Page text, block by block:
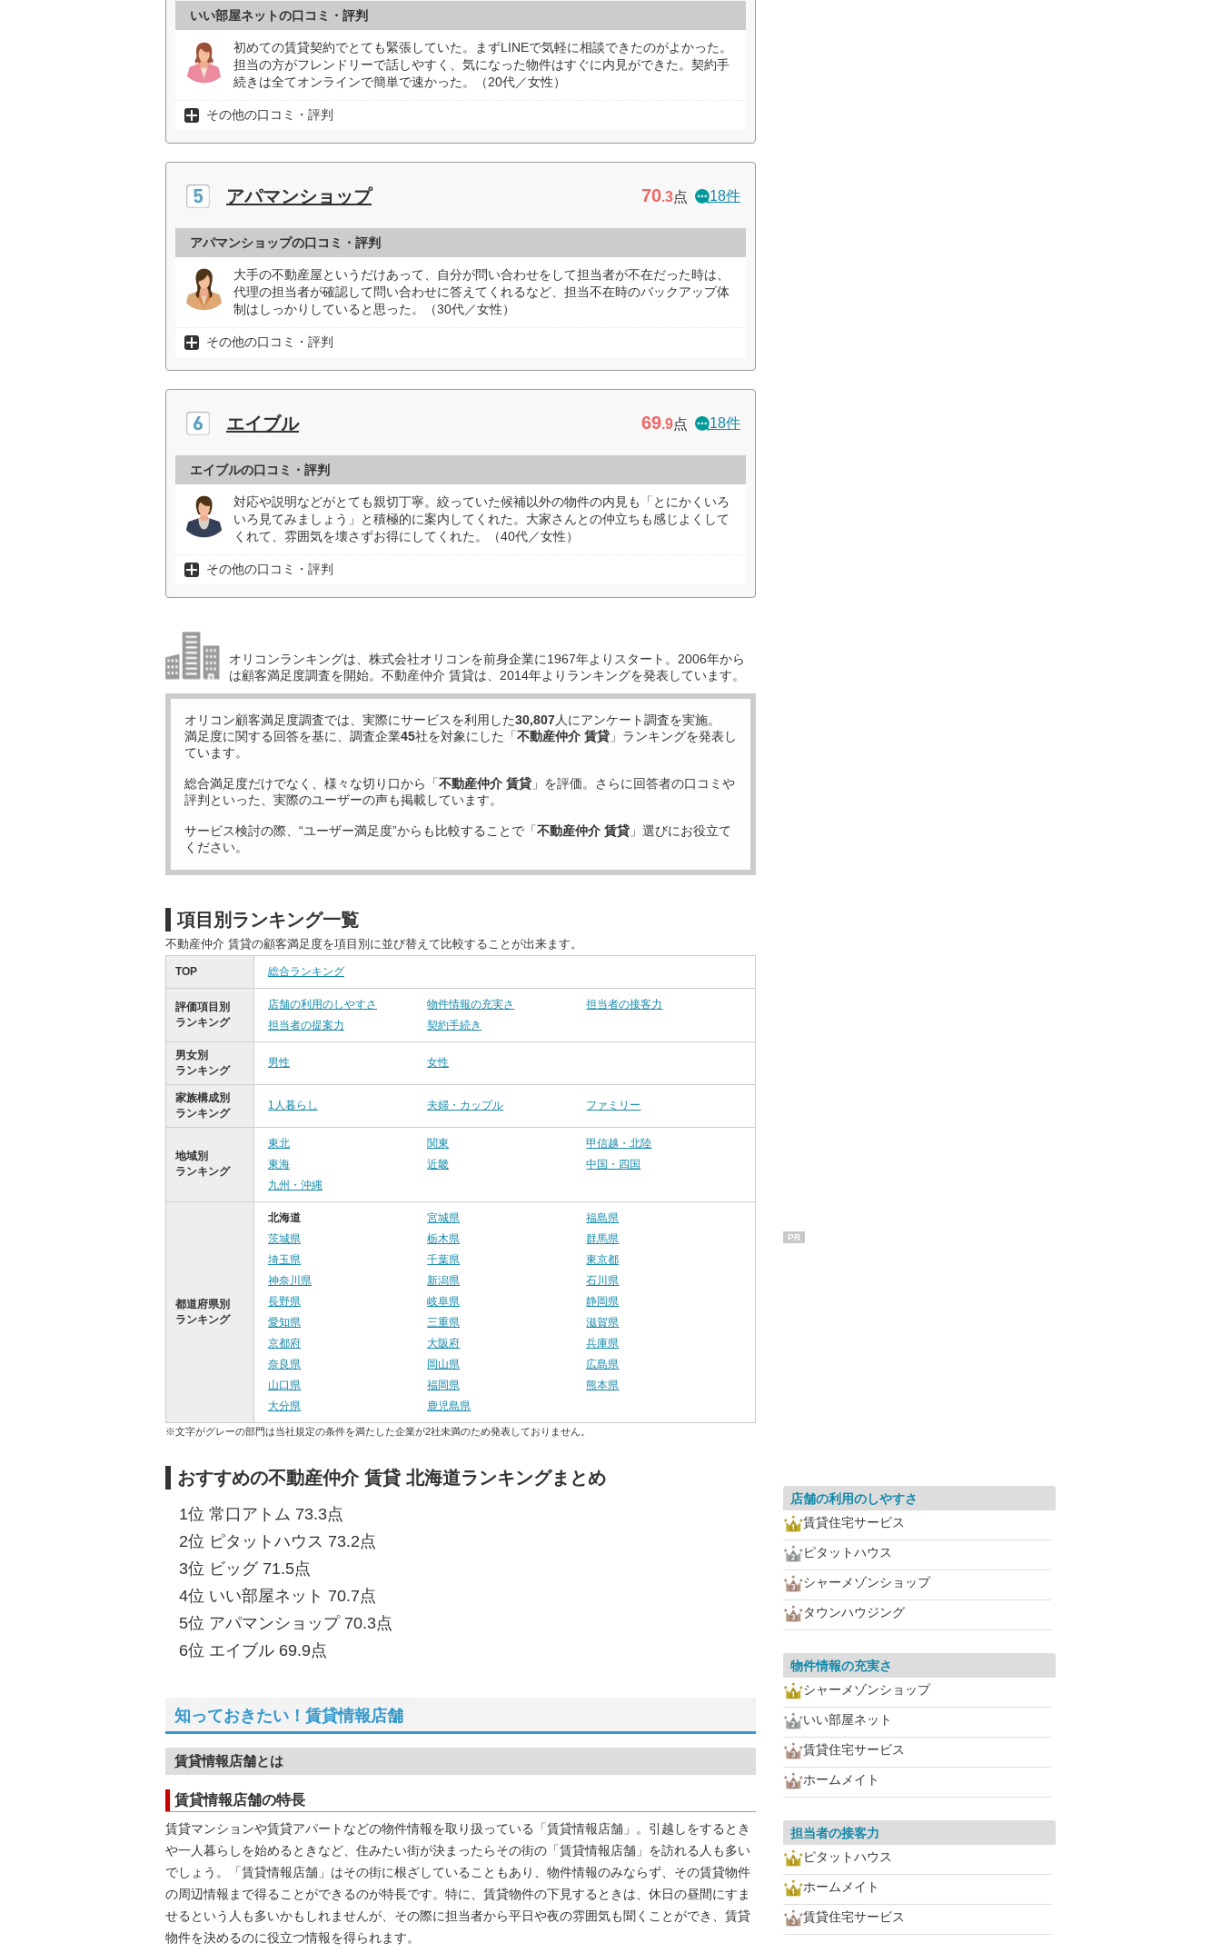
いい部屋ネットの口コミ・評判
初めての賃貸契約でとても緊張していた。まずLINEで気軽に相談できたのがよかった。
担当の方がフレンドリーで話しやすく、気になった物件はすぐに内見ができた。契約手
続きは全てオンラインで簡単で速かった。（20代／女性）
その他の口コミ・評判
アパマンショップ 70.3点 18件
アパマンショップの口コミ・評判
大手の不動産屋というだけあって、自分が問い合わせをして担当者が不在だった時は、
代理の担当者が確認して問い合わせに答えてくれるなど、担当不在時のバックアップ体
制はしっかりしていると思った。（30代／女性）
その他の口コミ・評判
エイブル 69.9点 18件
エイブルの口コミ・評判
対応や説明などがとても親切丁寧。絞っていた候補以外の物件の内見も「とにかくいろ
いろ見てみましょう」と積極的に案内してくれた。大家さんとの仲立ちも感じよくして
くれて、雰囲気を壊さずお得にしてくれた。（40代／女性）
その他の口コミ・評判
オリコンランキングは、株式会社オリコンを前身企業に1967年よりスタート。2006年から
は顧客満足度調査を開始。不動産仲介 賃貸は、2014年よりランキングを発表しています。
オリコン顧客満足度調査では、実際にサービスを利用した30,807人にアンケート調査を実施。
満足度に関する回答を基に、調査企業45社を対象にした「不動産仲介 賃貸 」ランキングを発表し
ています。
総合満足度だけでなく、様々な切り口から「不動産仲介 賃貸 」を評価。さらに回答者の口コミや
評判といった、実際のユーザーの声も掲載しています。
サービス検討の際、“ユーザー満足度”からも比較することで「不動産仲介 賃貸 」選びにお役立て
ください。
項目別ランキング一覧
不動産仲介 賃貸の顧客満足度を項目別に並び替えて比較することが出来ます。
TOP 総合ランキング
評価項目別
ランキング
店舗の利用のしやすさ 物件情報の充実さ
担当者の接客力
担当者の提案力
契約手続き
男女別
ランキング
男性 女性
家族構成別
ランキング
1人暮らし 夫婦・カップル ファミリー
地域別
ランキング
東北 関東
甲信越・北陸
東海
近畿
中国・四国
九州・沖縄
都道府県別
ランキング
北海道 宮城県
福島県
茨城県
栃木県
群馬県
埼玉県
千葉県
東京都
神奈川県
新潟県
石川県
長野県
岐阜県
静岡県
愛知県
三重県
滋賀県
京都府
大阪府
兵庫県
奈良県
岡山県
広島県
山口県
福岡県
熊本県
大分県
鹿児島県
※文字がグレーの部門は当社規定の条件を満たした企業が2社未満のため発表しておりません。
おすすめの不動産仲介 賃貸 北海道ランキングまとめ
1位 常口アトム 73.3点
2位 ピタットハウス 73.2点
3位 ビッグ 71.5点
4位 いい部屋ネット 70.7点
5位 アパマンショップ 70.3点
6位 エイブル 69.9点
知っておきたい！賃貸情報店舗
賃貸情報店舗とは
賃貸情報店舗の特長
賃貸マンションや賃貸アパートなどの物件情報を取り扱っている「賃貸情報店舗」。引越しをするとき
や一人暮らしを始めるときなど、住みたい街が決まったらその街の「賃貸情報店舗」を訪れる人も多い
でしょう。「賃貸情報店舗」はその街に根ざしていることもあり、物件情報のみならず、その賃貸物件
の周辺情報まで得ることができるのが特長です。特に、賃貸物件の下見するときは、休日の昼間にすま
せるという人も多いかもしれませんが、その際に担当者から平日や夜の雰囲気も聞くことができ、賃貸
物件を決めるのに役立つ情報を得られます。
PR
店舗の利用のしやすさ
賃貸住宅サービス
ピタットハウス
シャーメゾンショップ
タウンハウジング
物件情報の充実さ
シャーメゾンショップ
いい部屋ネット
賃貸住宅サービス
ホームメイト
担当者の接客力
ピタットハウス
ホームメイト
賃貸住宅サービス